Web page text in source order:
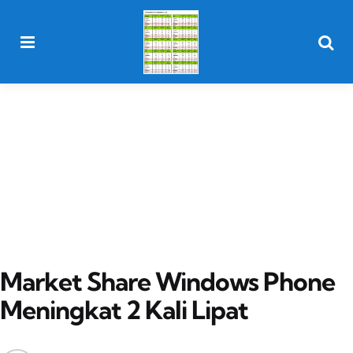
Market Share Windows Phone
Meningkat 2 Kali Lipat